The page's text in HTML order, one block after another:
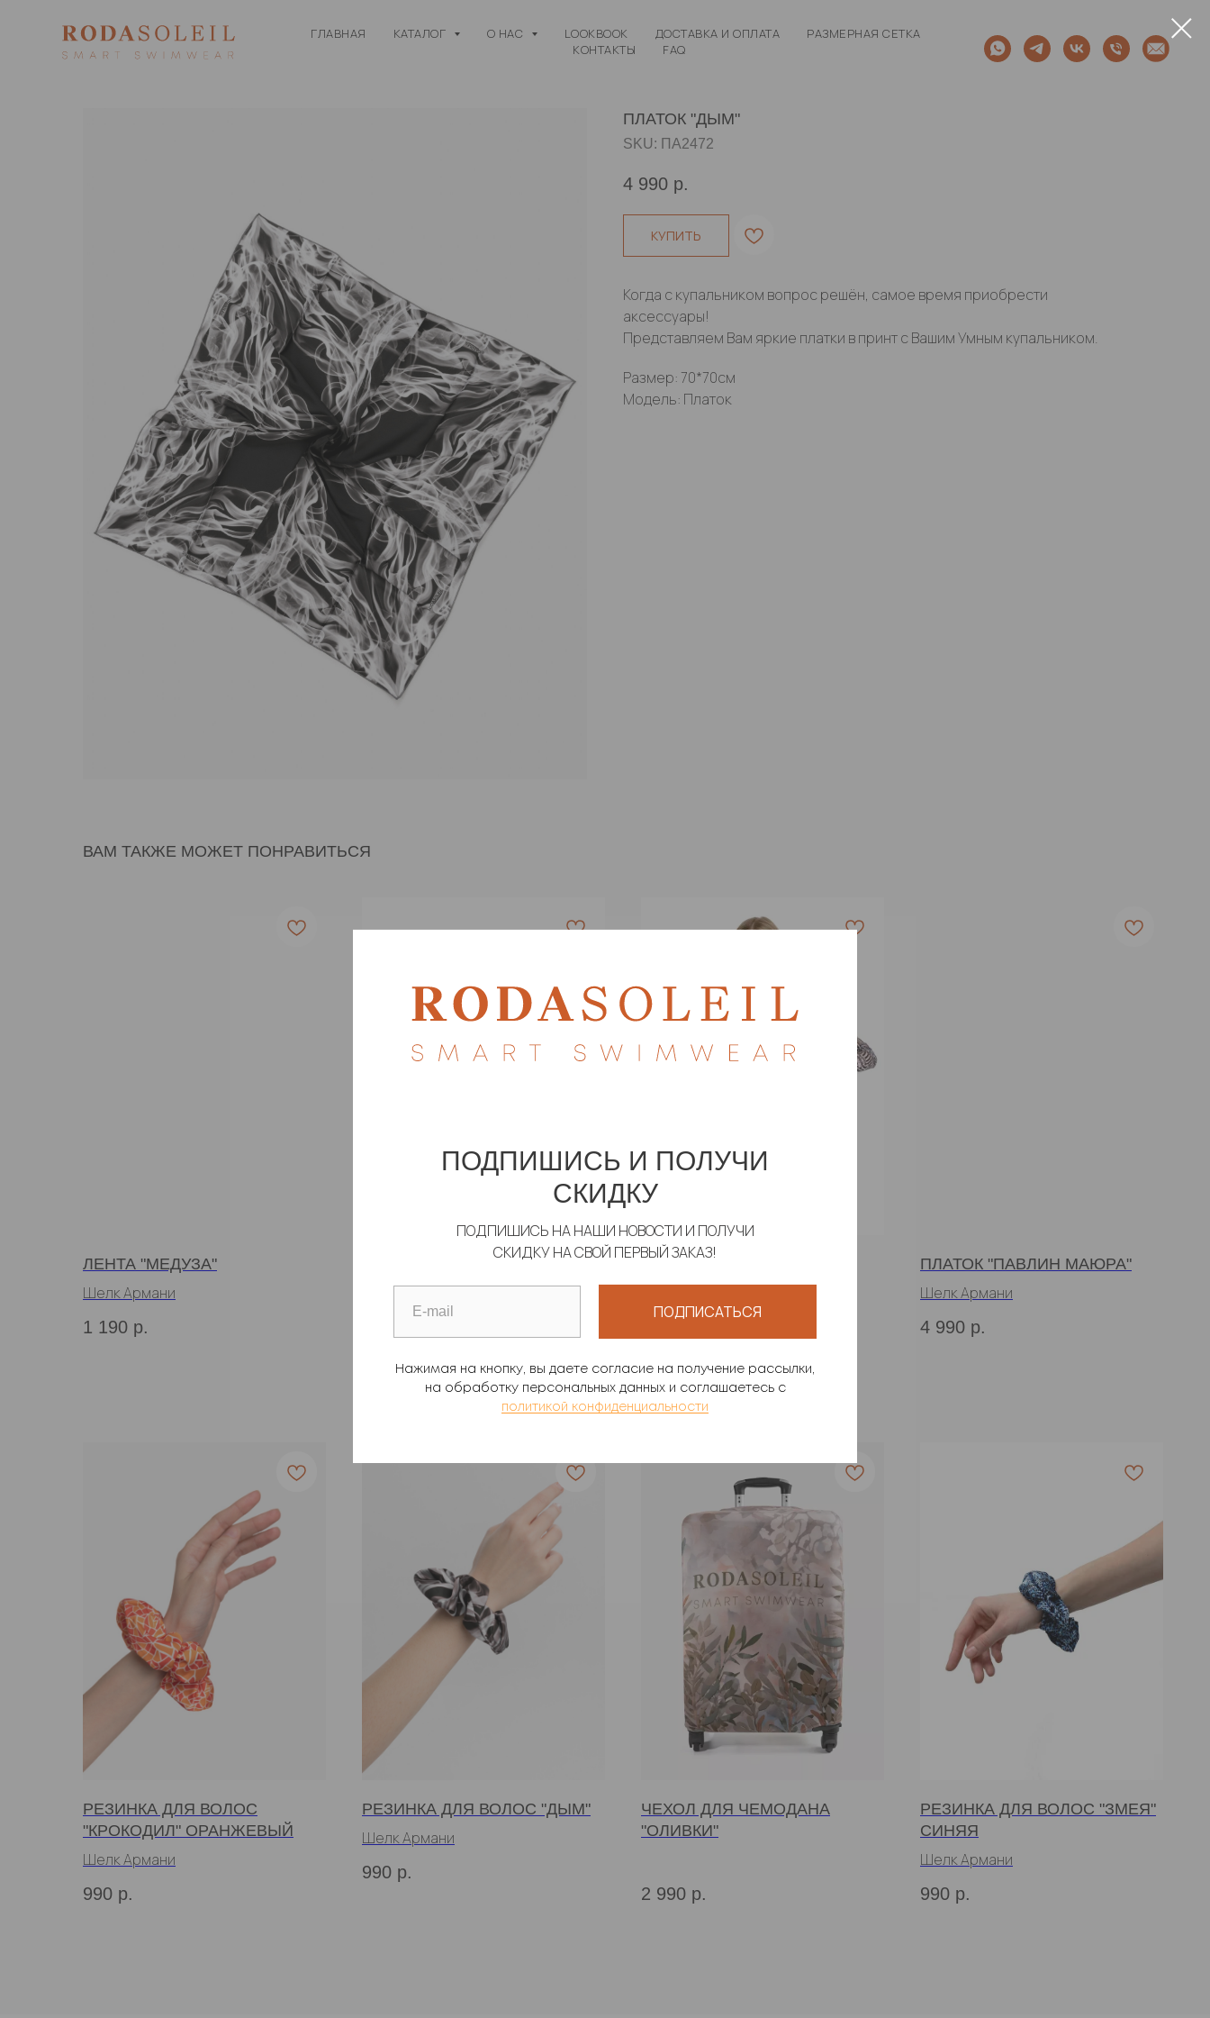
ГЛАВНАЯ КАТАЛОГ О НАС LOOKBOOK ДОСТАВКА И ОПЛАТА
РАЗМЕРНАЯ СЕТКА
КОНТАКТЫ
FAQ
ПЛАТОК "ДЫМ"
SKU: ПА2472
4 990 р.
КУПИТЬ
Когда с купальником вопрос решён, самое время приобрести
аксессуары!
Представляем Вам яркие платки в принт с Вашим Умным купальником.
Размер: 70*70см
Модель: Платок
ВАМ ТАКЖЕ МОЖЕТ ПОНРАВИТЬСЯ
ЛЕНТА "МЕДУЗА"
Шелк Армани
1 190 р.
ЕДИНОРОГИ"
Шелк Армани
ПЛАТОК "ПАВЛИН МАЮРА"
Шелк Армани
4 990 р.
РЕЗИНКА ДЛЯ ВОЛОС
"КРОКОДИЛ" ОРАНЖЕВЫЙ
Шелк Армани
990 р.
РЕЗИНКА ДЛЯ ВОЛОС "ДЫМ"
Шелк Армани
990 р.
ЧЕХОЛ ДЛЯ ЧЕМОДАНА
"ОЛИВКИ"
2 990 р.
РЕЗИНКА ДЛЯ ВОЛОС "ЗМЕЯ"
СИНЯЯ
Шелк Армани
990 р.
ПОДПИШИСЬ И ПОЛУЧИ
СКИДКУ
ПОДПИШИСЬ НА НАШИ НОВОСТИ И ПОЛУЧИ
СКИДКУ НА СВОЙ ПЕРВЫЙ ЗАКАЗ!
ПОДПИСАТЬСЯ
Нажимая на кнопку, вы даете согласие на получение рассылки,
на обработку персональных данных и соглашаетесь c
политикой конфиденциальности